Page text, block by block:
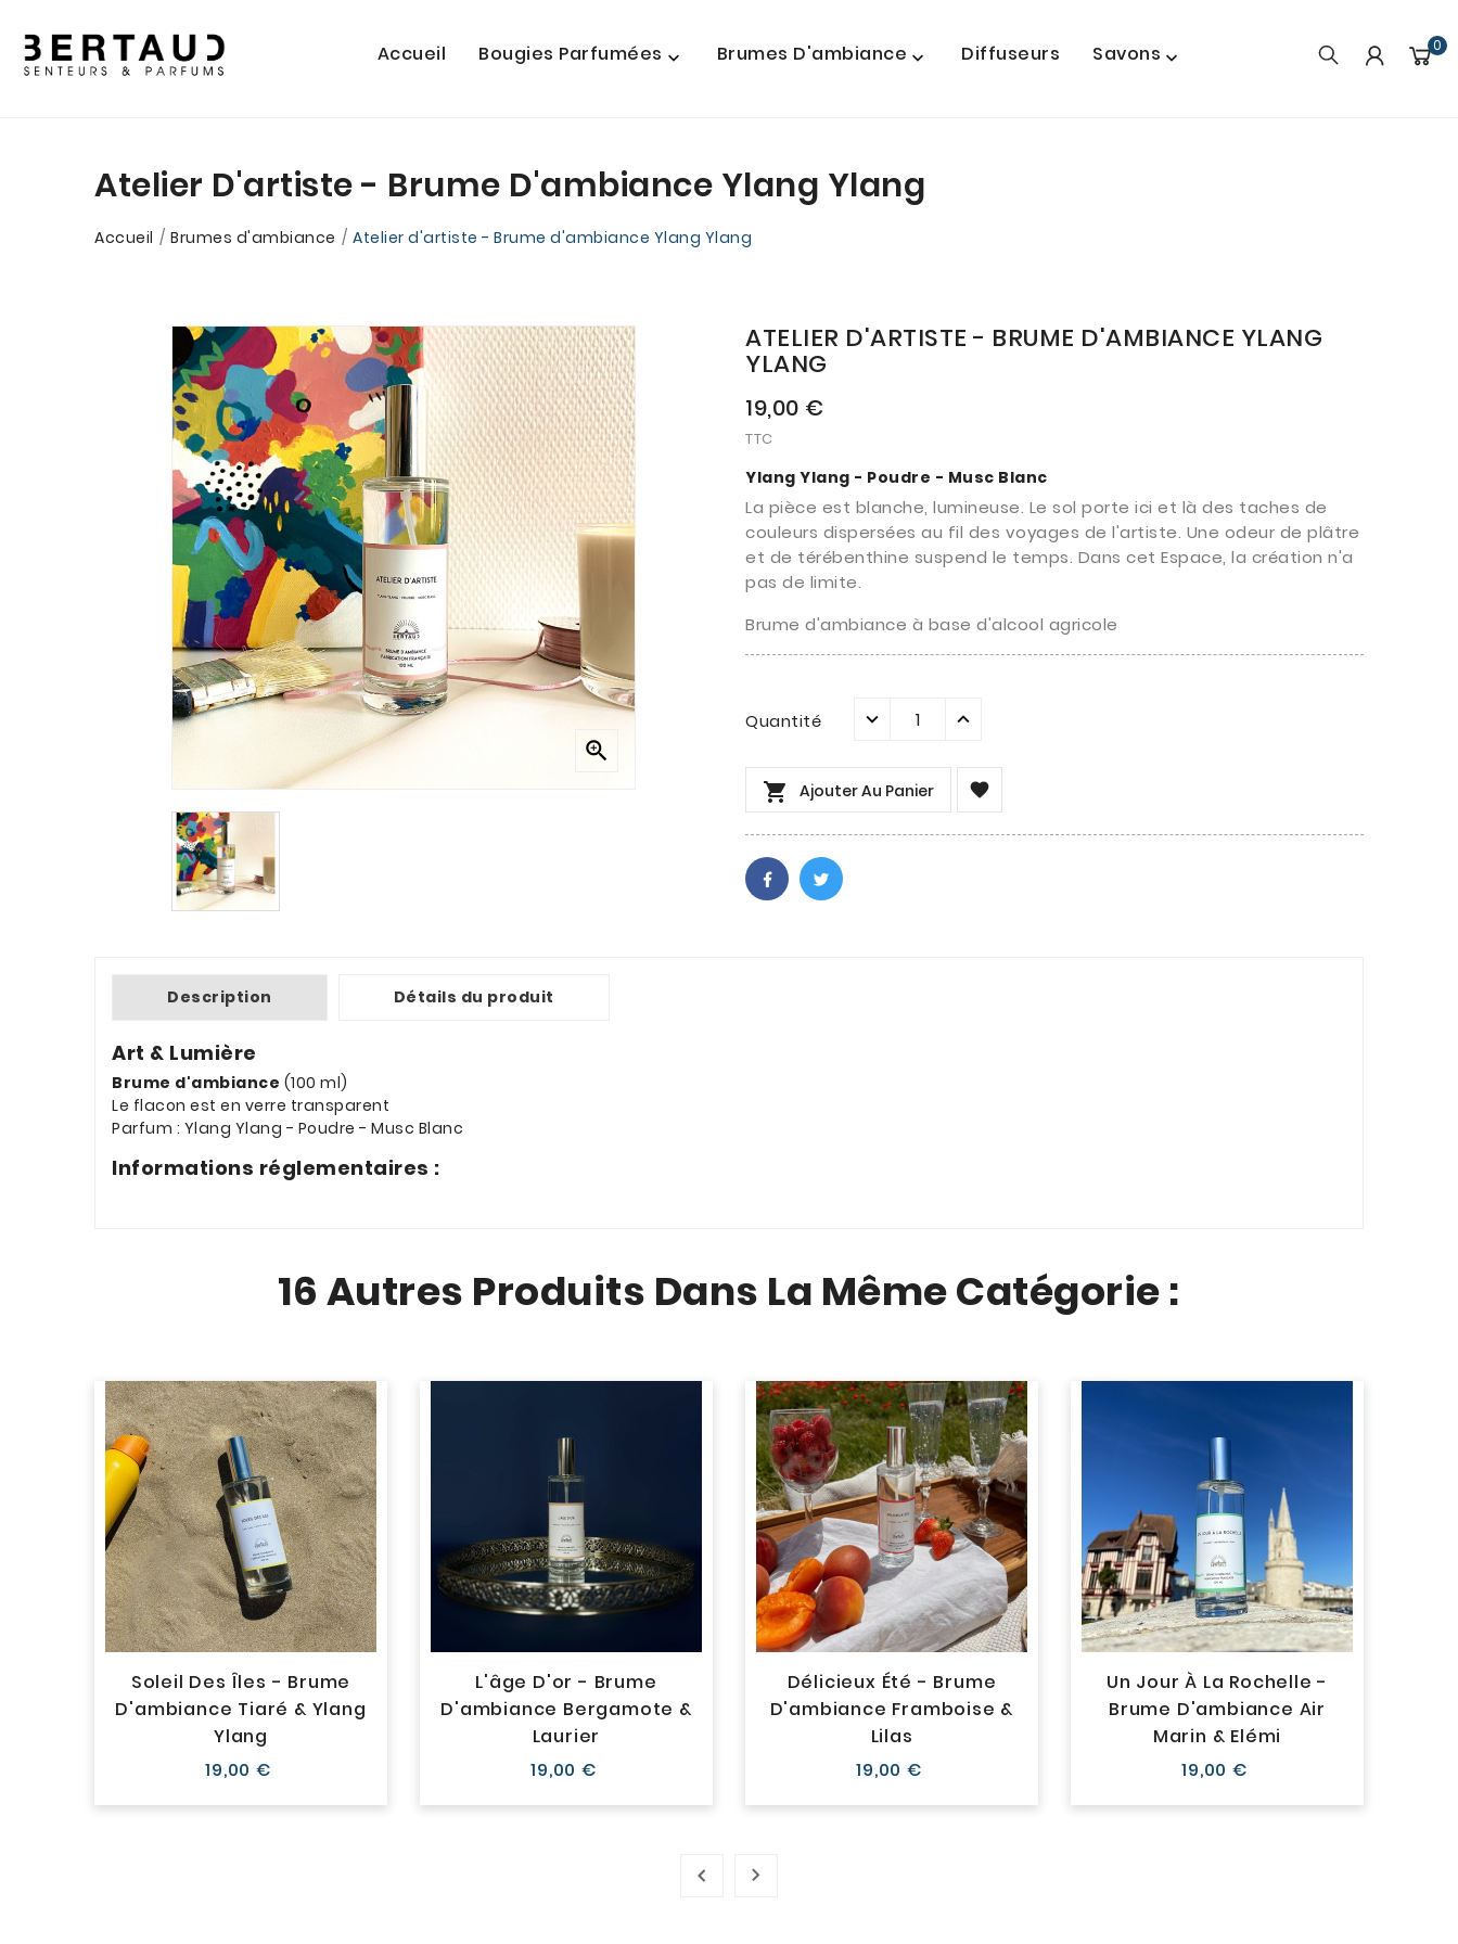
Accueil Bougies Parfumées  Brumes D'ambiance  Diffuseurs Savons 
0
Atelier D'artiste - Brume D'ambiance Ylang Ylang
Accueil Brumes d'ambiance Atelier d'artiste - Brume d'ambiance Ylang Ylang

ATELIER D'ARTISTE - BRUME D'AMBIANCE YLANG
YLANG
19,00 €
TTC
Ylang Ylang - Poudre - Musc Blanc
La pièce est blanche, lumineuse. Le sol porte ici et là des taches de
couleurs dispersées au fil des voyages de l'artiste. Une odeur de plâtre
et de térébenthine suspend le temps. Dans cet Espace, la création n'a
pas de limite.
Brume d'ambiance à base d'alcool agricole
Quantité
 Ajouter Au Panier 
Description Détails du produit
Art & Lumière
Brume d'ambiance (100 ml)
Le flacon est en verre transparent
Parfum : Ylang Ylang - Poudre - Musc Blanc
Informations réglementaires :
16 Autres Produits Dans La Même Catégorie :
Soleil Des Îles - Brume
D'ambiance Tiaré & Ylang
Ylang
19,00 €
L'âge D'or - Brume
D'ambiance Bergamote &
Laurier
19,00 €
Délicieux Été - Brume
D'ambiance Framboise &
Lilas
19,00 €
Un Jour À La Rochelle -
Brume D'ambiance Air
Marin & Elémi
19,00 €